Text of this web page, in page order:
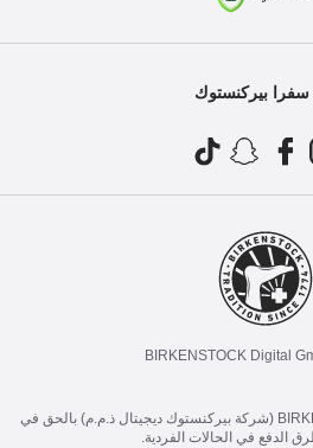
سفرا بيركنستوك
تحتفظ BIRKENSTOCK Digital GmbH (شركة بيركنستوك ديجيتال ذ.م.م) بالحق في
في الحالات الفردية.